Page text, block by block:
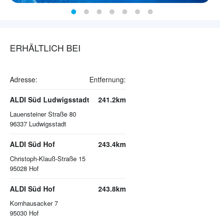
ERHÄLTLICH BEI
Adresse: Entfernung:
ALDI Süd Ludwigsstadt
Lauensteiner Straße 80
96337 Ludwigsstadt
241.2km
ALDI Süd Hof
Christoph-Klauß-Straße 15
95028 Hof
243.4km
ALDI Süd Hof
Kornhausacker 7
95030 Hof
243.8km